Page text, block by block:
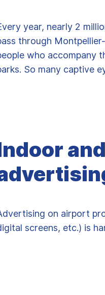
year, nearly 2
through
who accompany
So many captive
on airport
screens, etc.) is